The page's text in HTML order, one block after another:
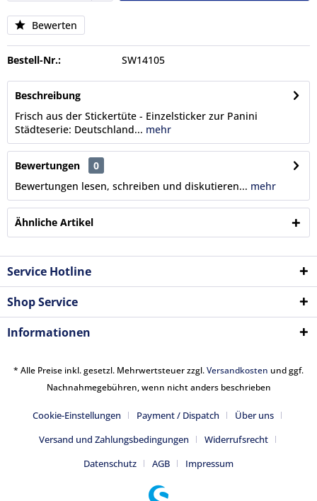
Bewerten
Bestell-Nr.: SW14105
Beschreibung
Frisch aus der Stickertüte - Einzelsticker zur Panini
Städteserie: Deutschland... mehr
Bewertungen
0
Bewertungen lesen, schreiben und diskutieren... mehr
Ähnliche Artikel
Service Hotline
Shop Service
Informationen
* Alle Preise inkl. gesetzl. Mehrwertsteuer zzgl.Versandkosten und ggf.
Nachnahmegebühren, wenn nicht anders beschrieben
Cookie-Einstellungen Payment / Dispatch
Über uns
Versand und Zahlungsbedingungen
Widerrufsrecht
Datenschutz
AGB Impressum